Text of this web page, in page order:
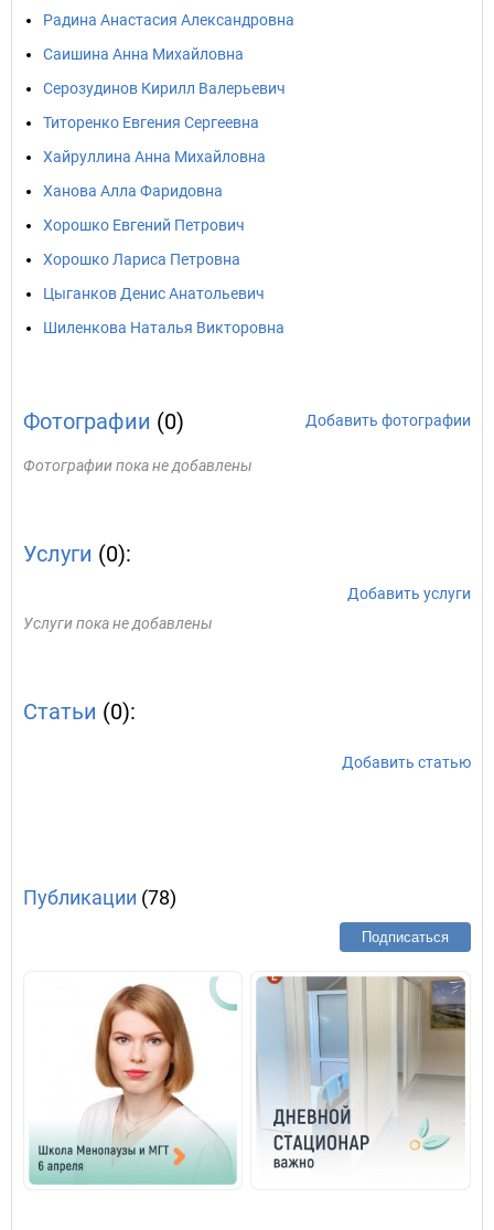
Радина Анастасия Александровна
Саишина Анна Михайловна
Серозудинов Кирилл Валерьевич
Титоренко Евгения Сергеевна
Хайруллина Анна Михайловна
Ханова Алла Фаридовна
Хорошко Евгений Петрович
Хорошко Лариса Петровна
Цыганков Денис Анатольевич
Шиленкова Наталья Викторовна
Фотографии (0) Добавить фотографии
Фотографии пока не добавлены
Услуги (0):
Добавить услуги
Услуги пока не добавлены
Статьи (0):
Добавить статью
Публикации (78)
Подписаться